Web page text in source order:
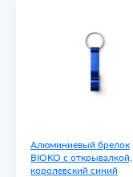
Алюминиевый брелок
BIOKO с открывалкой,
королевский синий
Алюминиевый
BIOKO с
королевский
Артикул